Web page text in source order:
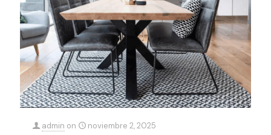
admin on noviembre 2, 2025